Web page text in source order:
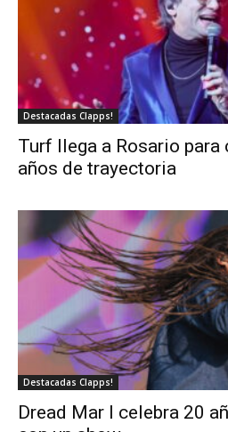
Destacadas Clapps!
Turf llega a Rosario para
años de trayectoria
Destacadas Clapps!
Dread Mar I celebra 20